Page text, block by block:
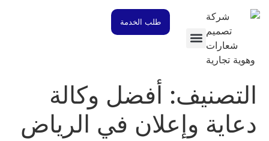
طلب الخدمة
أفضل وكالة
وإعلان في الرياض